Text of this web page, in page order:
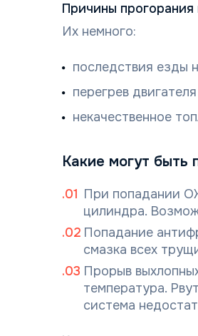
Причины
Их немного:
последствия езды
перегрев двигателя
некачественное
Какие могут быть
При попадании
цилиндра.
Попадание
смазка всех
Прорыв
температура.
система